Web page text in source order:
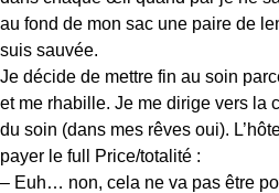
au fond de mon sac une paire de
suis sauvée.
Je décide de mettre fin au soin
et me rhabille. Je me dirige vers la
du soin (dans mes rêves oui).
payer le full Price/totalité :
– Euh… non, cela ne va pas être